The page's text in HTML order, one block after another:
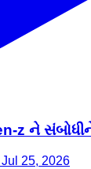
z ને સંબોધીને
25, 2026